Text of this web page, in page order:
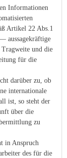
Informationen
Artikel 22 Abs.1
aussagekräftige
und die
für die
darüber zu, ob
internationale
ist, so steht der
über die
zu
in Anspruch
des für die